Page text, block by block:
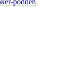
podden